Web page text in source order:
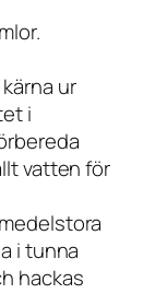
ur
i
vatten för
i tunna
hackas